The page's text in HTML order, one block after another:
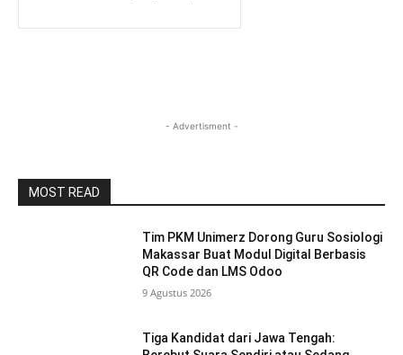
- Advertisment -
MOST READ
Tim PKM Unimerz Dorong Guru Sosiologi
Makassar Buat Modul Digital Berbasis
QR Code dan LMS Odoo
9 Agustus 2026
Tiga Kandidat dari Jawa Tengah: